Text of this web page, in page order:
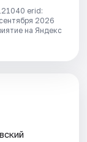
erid:
2026
на Яндекс